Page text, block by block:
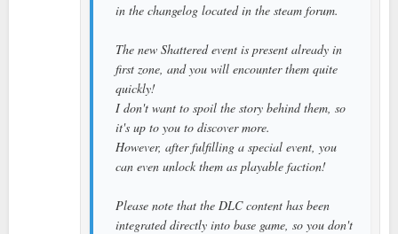
in the changelog located in the steam forum.
The new Shattered event is present already in
first zone, and you will encounter them quite
quickly!
I don't want to spoil the story behind them, so
it's up to you to discover more.
However, after fulfilling a special event, you
can even unlock them as playable faction!
Please note that the DLC content has been
integrated directly into base game, so you don't